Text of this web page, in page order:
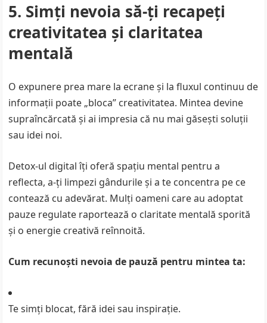
5. Simți nevoia să-ți recapeți
creativitatea și claritatea
mentală
O expunere prea mare la ecrane și la fluxul continuu de
informații poate „bloca” creativitatea. Mintea devine
supraîncărcată și ai impresia că nu mai găsești soluții
sau idei noi.
Detox-ul digital îți oferă spațiu mental pentru a
reflecta, a-ți limpezi gândurile și a te concentra pe ce
contează cu adevărat. Mulți oameni care au adoptat
pauze regulate raportează o claritate mentală sporită
și o energie creativă reînnoită.
Cum recunoști nevoia de pauză pentru mintea ta:
Te simți blocat, fără idei sau inspirație.